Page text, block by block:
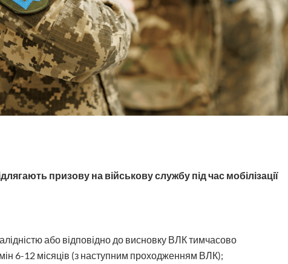
призову на військову службу під час мобілізації
або відповідно до висновку ВЛК тимчасово
6-12 місяців (з наступним проходженням ВЛК);